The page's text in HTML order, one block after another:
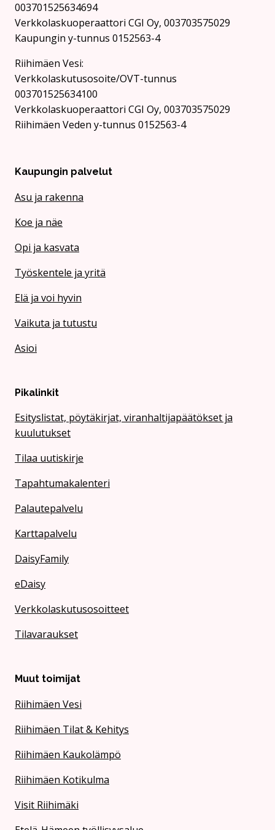
003701525634694
Verkkolaskuoperaattori CGI Oy, 003703575029
Kaupungin y-tunnus 0152563-4
Rii­hi­mäen Vesi:
Verkkolaskutusosoite/OVT-tunnus
003701525634100
Verkkolaskuoperaattori CGI Oy, 003703575029
Riihimäen Veden y-tunnus 0152563-4
Kaupungin palvelut
Asu ja rakenna
Koe ja näe
Opi ja kasvata
Työskentele ja yritä
Elä ja voi hyvin
Vaikuta ja tutustu
Asioi
Pikalinkit
Esityslistat, pöytäkirjat, viranhaltijapäätökset ja
kuulutukset
Tilaa uutiskirje
Tapahtumakalenteri
Palautepalvelu
Karttapalvelu
DaisyFamily
eDaisy
Verkkolaskutusosoitteet
Tilavaraukset
Muut toimijat
Riihimäen Vesi
Riihimäen Tilat & Kehitys
Riihimäen Kaukolämpö
Riihimäen Kotikulma
Visit Riihimäki